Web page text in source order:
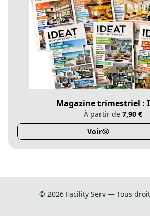
Magazine trimestriel :
À partir de 7,90 €
Voir
© 2026 Facility Serv — Tous